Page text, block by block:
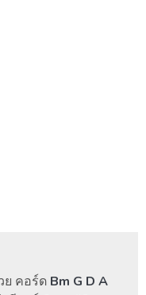
ย คอร์ด Bm G D A